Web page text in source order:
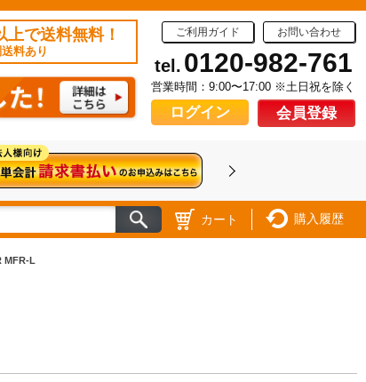
で送料無料！
料あり
ご利用ガイド お問い合わせ
tel. 0120-982-761
営業時間：9:00〜17:00 ※土日祝を除く
ログイン 会員登録
カート 購入履歴
MFR-L